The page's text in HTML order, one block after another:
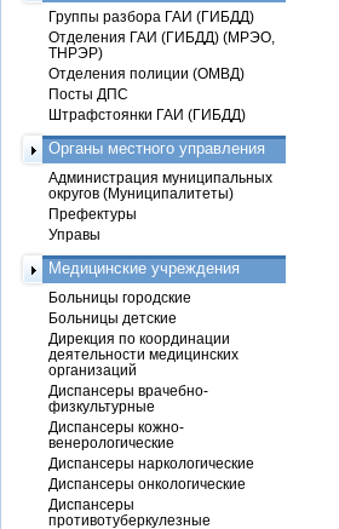
Группы разбора ГАИ (ГИБДД)
Отделения ГАИ (ГИБДД) (МРЭО,
ТНРЭР)
Отделения полиции (ОМВД)
Посты ДПС
Штрафстоянки ГАИ (ГИБДД)
Органы местного управления
Администрация муниципальных
округов (Муниципалитеты)
Префектуры
Управы
Медицинские учреждения
Больницы городские
Больницы детские
Дирекция по координации
деятельности медицинских
организаций
Диспансеры врачебно-
физкультурные
Диспансеры кожно-
венерологические
Диспансеры наркологические
Диспансеры онкологические
Диспансеры
противотуберкулезные